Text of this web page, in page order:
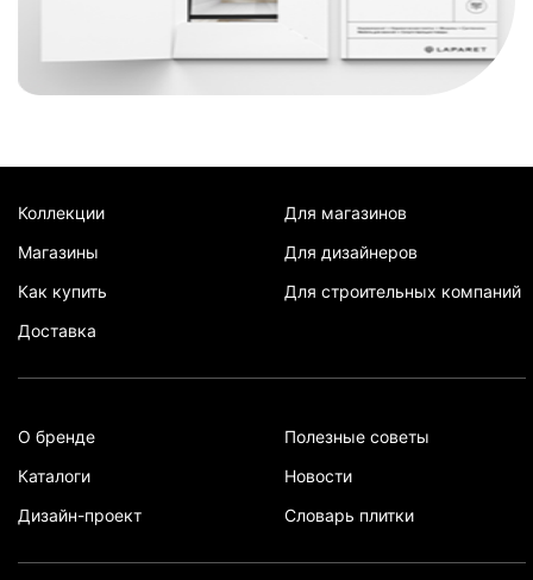
Коллекции
Магазины
Как купить
Доставка
Для магазинов
Для дизайнеров
Для строительных компаний
О бренде
Каталоги
Дизайн-проект
Полезные советы
Новости
Словарь плитки